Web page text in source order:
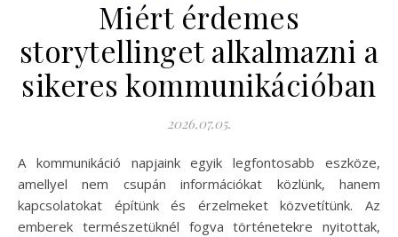
Miért érdemes
storytellinget alkalmazni a
sikeres kommunikációban
2026.07.05.
A kommunikáció napjaink egyik legfontosabb eszköze,
amellyel nem csupán információkat közlünk, hanem
kapcsolatokat építünk és érzelmeket közvetítünk. Az
emberek természetüknél fogva történetekre nyitottak,